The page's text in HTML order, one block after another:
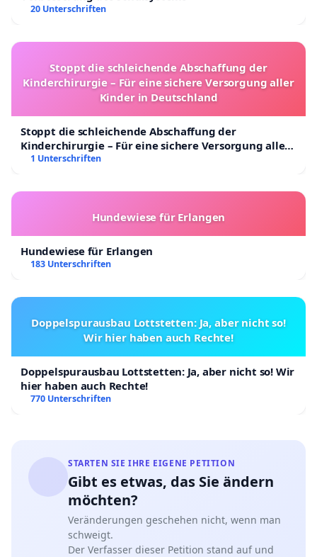
Grundrechte und damit verbundenen,
20 Unterschriften
Stoppt die schleichende Abschaffung der
Kinderchirurgie – Für eine sichere Versorgung aller
Kinder in Deutschland
Stoppt die schleichende Abschaffung der
Kinderchirurgie – Für eine sichere Versorgung aller
Kinder in Deutschland
1 Unterschriften
Hundewiese für Erlangen
Hundewiese für Erlangen
183 Unterschriften
Doppelspurausbau Lottstetten: Ja, aber nicht so!
Wir hier haben auch Rechte!
Doppelspurausbau Lottstetten: Ja, aber nicht so! Wir
hier haben auch Rechte!
770 Unterschriften
STARTEN SIE IHRE EIGENE PETITION
Gibt es etwas, das Sie ändern
möchten?
Veränderungen geschehen nicht, wenn man
schweigt.
Der Verfasser dieser Petition stand auf und